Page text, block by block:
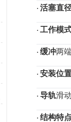
· 活塞直
· 工作模
· 缓冲两
· 安装位
· 导轨滑
· 结构特